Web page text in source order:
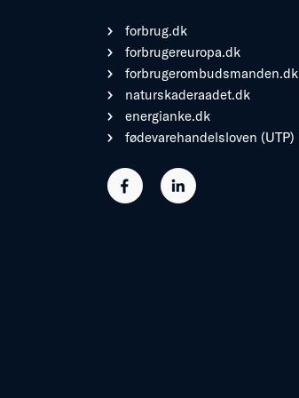
forbrug.dk
forbrugereuropa.dk
forbrugerombudsmanden.dk
naturskaderaadet.dk
energianke.dk
fødevarehandelsloven (UTP)